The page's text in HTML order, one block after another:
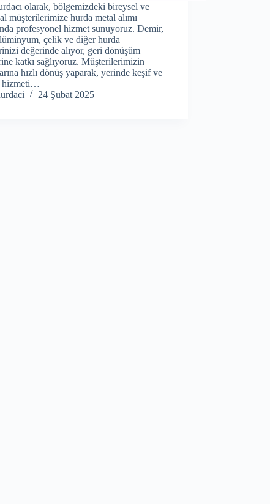
olarak, bölgemizdeki bireysel ve
müşterilerimize hurda metal alımı
profesyonel hizmet sunuyoruz. Demir,
çelik ve diğer hurda
değerinde alıyor, geri dönüşüm
katkı sağlıyoruz. Müşterilerimizin
hızlı dönüş yaparak, yerinde keşif ve
hizmeti…
24 Şubat 2025